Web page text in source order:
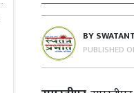
BY
PUBLISHED